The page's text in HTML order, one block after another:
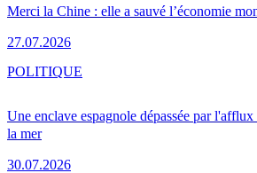
Merci la Chine : elle a sauvé l’économie
27.07.2026
Une enclave espagnole dépassée par
la mer
30.07.2026
POLITIQUE